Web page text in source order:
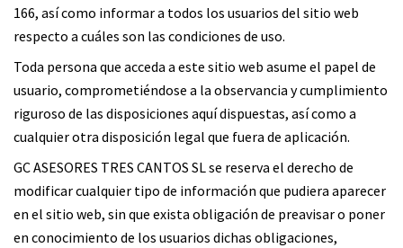
166, así como informar a todos los usuarios del sitio web
respecto a cuáles son las condiciones de uso.
Toda persona que acceda a este sitio web asume el papel de
usuario, comprometiéndose a la observancia y cumplimiento
riguroso de las disposiciones aquí dispuestas, así como a
cualquier otra disposición legal que fuera de aplicación.
GC ASESORES TRES CANTOS SL se reserva el derecho de
modificar cualquier tipo de información que pudiera aparecer
en el sitio web, sin que exista obligación de preavisar o poner
en conocimiento de los usuarios dichas obligaciones,